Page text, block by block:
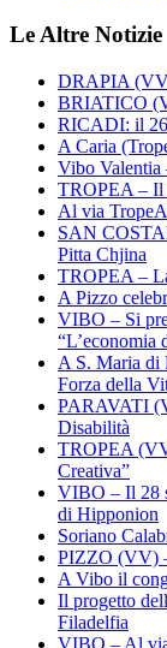
Le Altre Notizie
DRAPIA
BRIATICO
RICADI: il 26
A Caria
Vibo Valentia
TROPEA – Il
Al via
SAN
Pitta Chjina
TROPEA –
A Pizzo
VIBO – Si
“L’economia
A S. Maria di
Forza della
PARAVATI
Disabilità
TROPEA
Creativa”
VIBO – Il 28
di Hipponion
Soriano
PIZZO (VV) –
A Vibo il
Il progetto
Filadelfia
VIBO – Al